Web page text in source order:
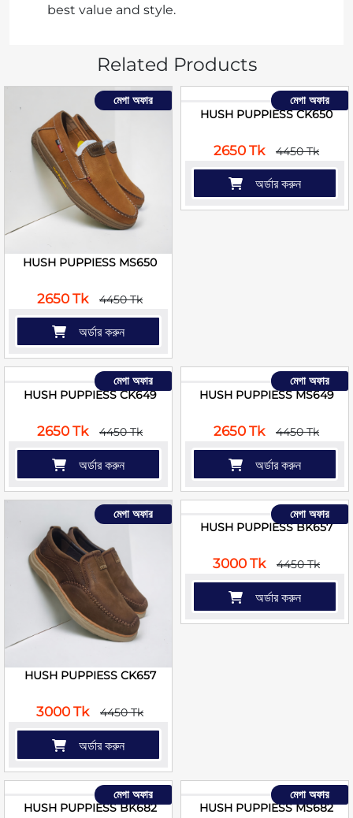
best value and style.
Related Products
মেগা অফার
HUSH PUPPIESS MS650
2650 Tk 4450 Tk
অর্ডার করুন
মেগা অফার
HUSH PUPPIESS CK650
2650 Tk 4450 Tk
অর্ডার করুন
মেগা অফার
HUSH PUPPIESS CK649
2650 Tk 4450 Tk
অর্ডার করুন
মেগা অফার
HUSH PUPPIESS MS649
2650 Tk 4450 Tk
অর্ডার করুন
মেগা অফার
HUSH PUPPIESS CK657
3000 Tk 4450 Tk
অর্ডার করুন
মেগা অফার
HUSH PUPPIESS BK657
3000 Tk 4450 Tk
অর্ডার করুন
মেগা অফার
HUSH PUPPIESS BK682
মেগা অফার
HUSH PUPPIESS MS682